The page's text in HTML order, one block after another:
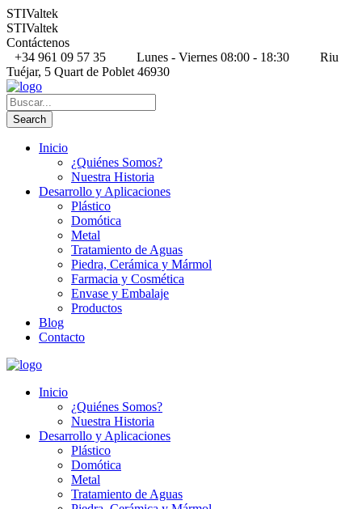
STIValtek
STIValtek
Contáctenos
+34 961 09 57 35
Lunes - Viernes 08:00 - 18:30
Riu
Tuéjar, 5 Quart de Poblet 46930
Inicio
¿Quiénes Somos?
Nuestra Historia
Desarrollo y Aplicaciones
Plástico
Domótica
Metal
Tratamiento de Aguas
Piedra, Cerámica y Mármol
Farmacia y Cosmética
Envase y Embalaje
Productos
Blog
Contacto
Inicio
¿Quiénes Somos?
Nuestra Historia
Desarrollo y Aplicaciones
Plástico
Domótica
Metal
Tratamiento de Aguas